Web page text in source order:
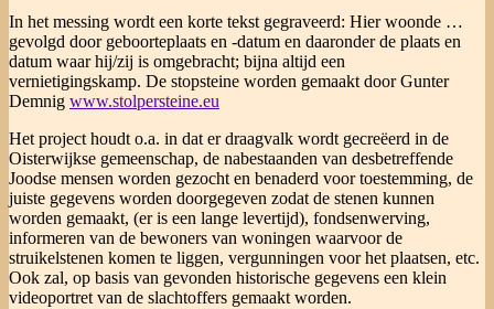
In het messing wordt een korte tekst gegraveerd: Hier woonde …
gevolgd door geboorteplaats en ‐datum en daaronder de plaats en
datum waar hij/zij is omgebracht; bijna altijd een
vernietigingskamp. De stopsteine worden gemaakt door Gunter
Demnig www.stolpersteine.eu
Het project houdt o.a. in dat er draagvalk wordt gecreëerd in de
Oisterwijkse gemeenschap, de nabestaanden van desbetreffende
Joodse mensen worden gezocht en benaderd voor toestemming, de
juiste gegevens worden doorgegeven zodat de stenen kunnen
worden gemaakt, (er is een lange levertijd), fondsenwerving,
informeren van de bewoners van woningen waarvoor de
struikelstenen komen te liggen, vergunningen voor het plaatsen, etc.
Ook zal, op basis van gevonden historische gegevens een klein
videoportret van de slachtoffers gemaakt worden.